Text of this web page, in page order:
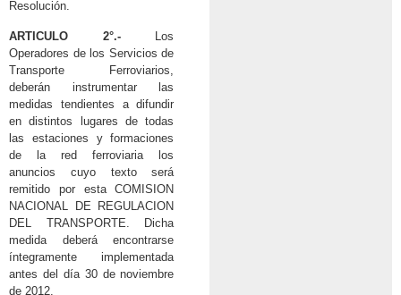
Resolución.
ARTICULO 2°.-Los
Operadores de los Servicios de
Transporte Ferroviarios,
deberán instrumentar las
medidas tendientes a difundir
en distintos lugares de todas
las estaciones y formaciones
de la red ferroviaria los
anuncios cuyo texto será
remitido por esta COMISION
NACIONAL DE REGULACION
DEL TRANSPORTE. Dicha
medida deberá encontrarse
íntegramente implementada
antes del día 30 de noviembre
de 2012.